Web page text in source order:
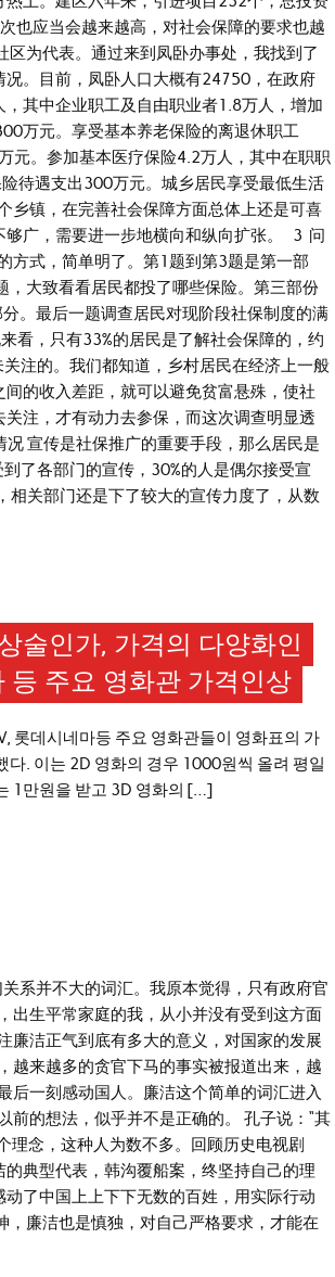
也应当会越来越高，对社会保障的要求也越
为代表。通过来到凤卧办事处，我找到了
。目前，凤卧人口大概有24750，在政府
其中企业职工及自由职业者1.8万人，增加
万元。享受基本养老保险的离退休职工
元。参加基本医疗保险4.2万人，其中在职职
待遇支出300万元。城乡居民享受最低生活
乡镇，在完善社会保障方面总体上还是可喜
够广，需要进一步地横向和纵向扩张。 3 问
方式，简单明了。第1题到第3题是第一部
大致看看居民都投了哪些保险。第三部份
。最后一题调查居民对现阶段社保制度的满
看，只有33%的居民是了解社会保障的，约
注的。我们都知道，乡村居民在经济上一般
的收入差距，就可以避免贫富悬殊，使社
注，才有动力去参保，而这次调查明显透
宣传是社保推广的重要手段，那么居民是
了各部门的宣传，30%的人是偶尔接受宣
相关部门还是下了较大的宣传力度了，从数
술인가, 가격의 다양화인
등 주요 영화관 가격인상
롯데시네마등 주요 영화관들이 영화표의 가
. 이는 2D 영화의 경우 1000원씩 올려 평일
1만원을 받고 3D 영화의 […]
系并不大的词汇。我原本觉得，只有政府官
出生平常家庭的我，从小并没有受到这方面
廉洁正气到底有多大的意义，对国家的发展
越来越多的贪官下马的事实被报道出来，越
后一刻感动国人。廉洁这个简单的词汇进入
前的想法，似乎并不是正确的。 孔子说：“其
理念，这种人为数不多。回顾历史电视剧
典型代表，韩沟覆船案，终坚持自己的理
了中国上上下下无数的百姓，用实际行动
廉洁也是慎独，对自己严格要求，才能在